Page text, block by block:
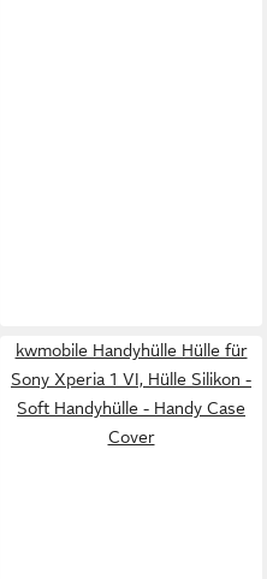
kwmobile Handyhülle Hülle für
Sony Xperia 1 VI, Hülle Silikon -
Soft Handyhülle - Handy Case
Cover